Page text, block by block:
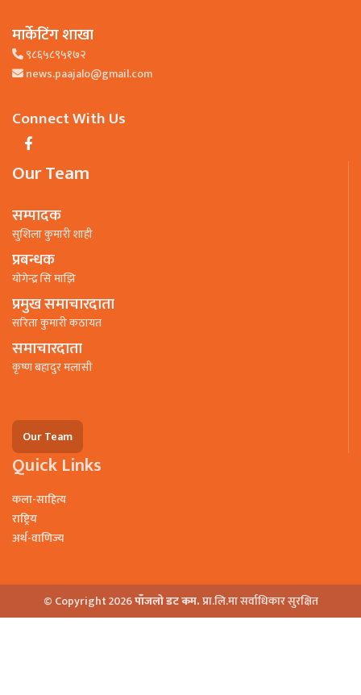
मार्केटिंग शाखा
९८६५८९५१७२
news.paajalo@gmail.com
Connect With Us
Our Team
सम्पादक
सुशिला कुमारी शाही
प्रबन्धक
याेगेन्द्र सिं माझि
प्रमुख समाचारदाता
सरिता कुमारी कठायत
समाचारदाता
कृष्ण बहादुर मलासी
Our Team
Quick Links
कला-साहित्य
राष्ट्रिय
अर्थ-वाणिज्य
© Copyright 2026पाँजलो डट कम.प्रा.लि.मा सर्वाधिकार सुरक्षित